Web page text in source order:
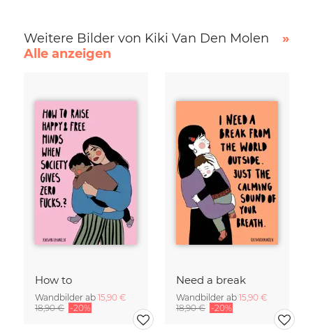
Weitere Bilder von Kiki Van Den Molen
»
Alle anzeigen
How to
Wandbilder ab 15,90 €
18,90 € -20%
Need a break
Wandbilder ab 15,90 €
18,90 € -20%